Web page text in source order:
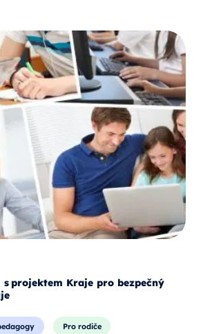
s projektem Kraje pro bezpečný
Pro rodiče